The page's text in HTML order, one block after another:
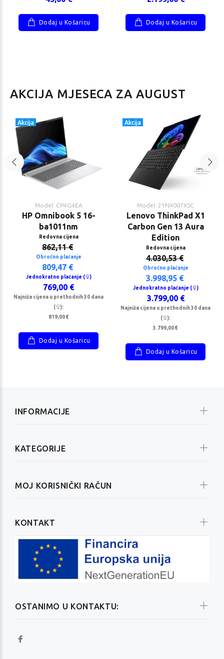
Dodaj u Košaricu Dodaj u Košaricu
AKCIJA MJESECA ZA AUGUST
Akcija
Model: CP4G4EA
HP Omnibook 5 16-
ba1011nm
Redovna cijena
862,11 €
Obročno plaćanje
809,47 €
Jednokratno plaćanje ( )
769,00 €
Najniža cijena u prethodnih 30 dana
(
):
819,00 €
Dodaj u Košaricu
Akcija
Model: 21NX007XSC
Lenovo ThinkPad X1
Carbon Gen 13 Aura
Edition
Redovna cijena
4.030,53 €
Obročno plaćanje
3.998,95 €
Jednokratno plaćanje ( )
3.799,00 €
Najniža cijena u prethodnih 30 dana
(
):
3.799,00 €
Dodaj u Košaricu
OSTANIMO U KONTAKTU:
INFORMACIJE
KATEGORIJE
MOJ KORISNIČKI RAČUN
KONTAKT